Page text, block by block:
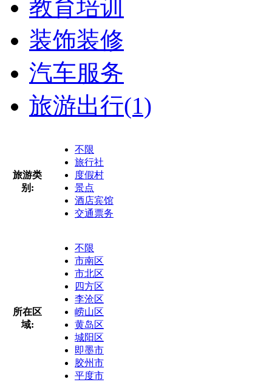
教育培训
装饰装修
汽车服务
旅游出行(1)
旅游类
别:
不限
旅行社
度假村
景点
酒店宾馆
交通票务
所在区
域:
不限
市南区
市北区
四方区
李沧区
崂山区
黄岛区
城阳区
即墨市
胶州市
平度市